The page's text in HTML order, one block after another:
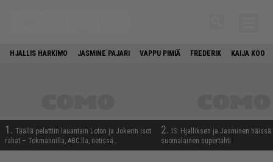
HJALLIS HARKIMO JASMINE PAJARI VAPPU PIMIÄ FREDERIK KAIJA KOO
1. Täällä pelattiin lauantain Loton ja Jokerin isot
rahat – Tokmannilla, ABC:lla, netissä…
2.
IS: Hjalliksen ja Jasminen häissä
suomalainen supertähti